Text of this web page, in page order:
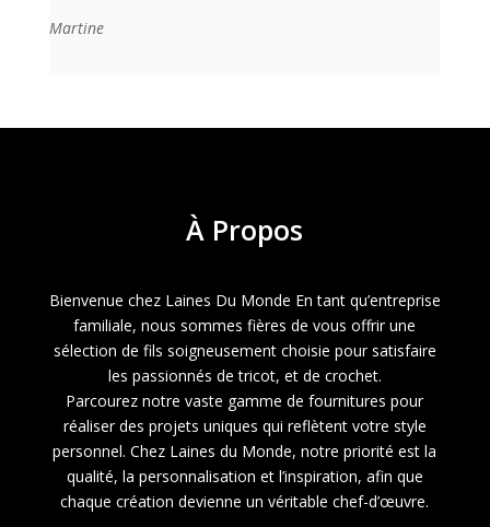
Martine
À Propos
Bienvenue chez Laines Du Monde En tant qu’entreprise
familiale, nous sommes fières de vous offrir une
sélection de fils soigneusement choisie pour satisfaire
les passionnés de tricot, et de crochet.
Parcourez notre vaste gamme de fournitures pour
réaliser des projets uniques qui reflètent votre style
personnel. Chez Laines du Monde, notre priorité est la
qualité, la personnalisation et l’inspiration, afin que
chaque création devienne un véritable chef-d’œuvre.